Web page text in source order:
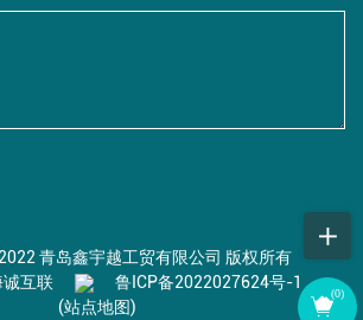
(0)
青岛鑫宇越工贸有限公司 版权所有
互联
鲁ICP备2022027624号-1
(站点地图)